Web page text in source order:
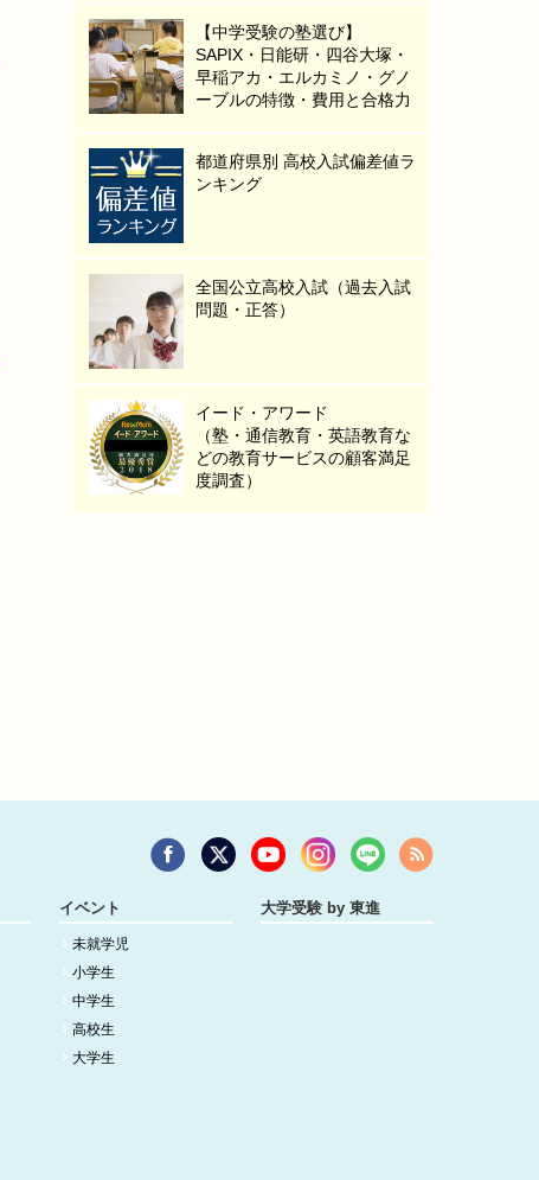
【中学受験の塾選び】
SAPIX・日能研・四谷大塚・
早稲アカ・エルカミノ・グノ
ーブルの特徴・費用と合格力
都道府県別 高校入試偏差値ラ
ンキング
全国公立高校入試（過去入試
問題・正答）
イード・アワード
（塾・通信教育・英語教育な
どの教育サービスの顧客満足
度調査）
イベント
未就学児
小学生
中学生
高校生
大学生
大学受験 by 東進